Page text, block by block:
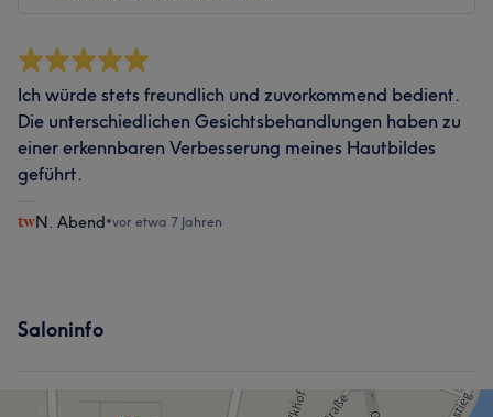
Ich würde stets freundlich und zuvorkommend bedient.
Die unterschiedlichen Gesichtsbehandlungen haben zu
einer erkennbaren Verbesserung meines Hautbildes
geführt.
N. Abend•vor etwa 7 Jahren
Saloninfo